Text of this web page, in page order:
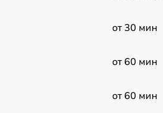
от 30 мин
от 60 мин
от 60 мин